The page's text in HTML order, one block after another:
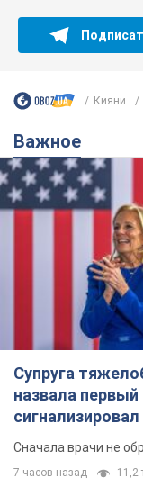
Супруга
назвала
Сначала врачи не
7 часов назад 11,2
Ее убила
девочка,
российской
область. Фото
В тот день во время